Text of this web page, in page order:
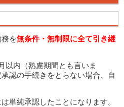
務を無条件・無制限に全て引き継
以内（熟慮期間とも言いま
認の手続きをとらない場合、自
単純承認したことになります。